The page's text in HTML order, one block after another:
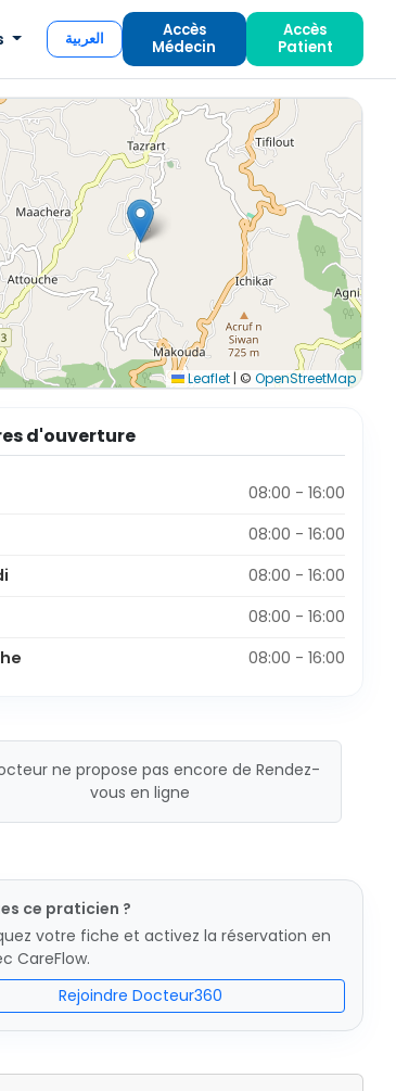
العربية
Accès
Médecin
Accès
Patient
Leaflet | © OpenStreetMap
d'ouverture
08:00 - 16:00
08:00 - 16:00
08:00 - 16:00
08:00 - 16:00
08:00 - 16:00
ne propose pas encore de Rendez-
vous en ligne
ce praticien ?
votre fiche et activez la réservation en
CareFlow.
Rejoindre Docteur360